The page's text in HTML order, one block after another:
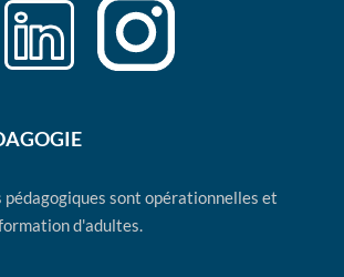
pédagogiques sont opérationnelles et
d'adultes.